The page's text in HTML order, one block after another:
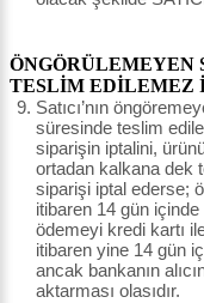
ÖNGÖRÜLEMEYEN
TESLİM EDİLEMEZ
Satıcı’nın
süresinde teslim
siparişin iptalini,
ortadan kalkana dek
siparişi iptal ederse;
itibaren 14 gün içinde
ödemeyi kredi kartı
itibaren yine 14 gün
ancak bankanın
aktarması olasıdır.